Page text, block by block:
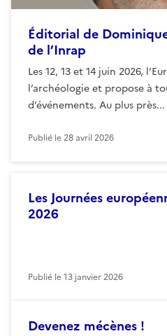
Éditorial de
de l’Inrap
Les 12, 13 et 14 juin 2026,
l’archéologie et propose à
d’événements. Au plus près...
Publié le28 avril 2026
Les Journées
2026
Publié le13 janvier 2026
Devenez mécènes !